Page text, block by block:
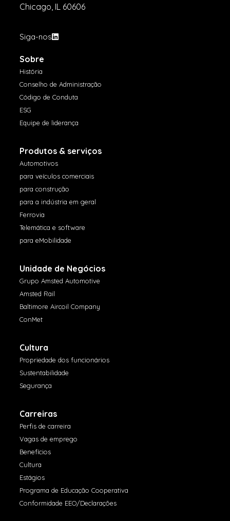
Chicago, IL 60606
Siga-nos
Sobre
História
Conselho de Administração
Código de Conduta
ESG
Equipe de liderança
Produtos & serviços
Automotivos
para veículos comerciais
para construção
para a indústria em geral
Ferrovia
Telemática e software
para eMobilidade
Unidade de Negócios
Grupo Amsted Automotive
Amsted Rail
Baltimore Aircoil Company
ConMet
Cultura
Propriedade dos funcionários
Sustentabilidade
Segurança
Carreiras
Perfis de carreira
Vagas de emprego
Benefícios
Cultura
Estágios
Programa de Educação Cooperativa
Conformidade EEO/Declarações